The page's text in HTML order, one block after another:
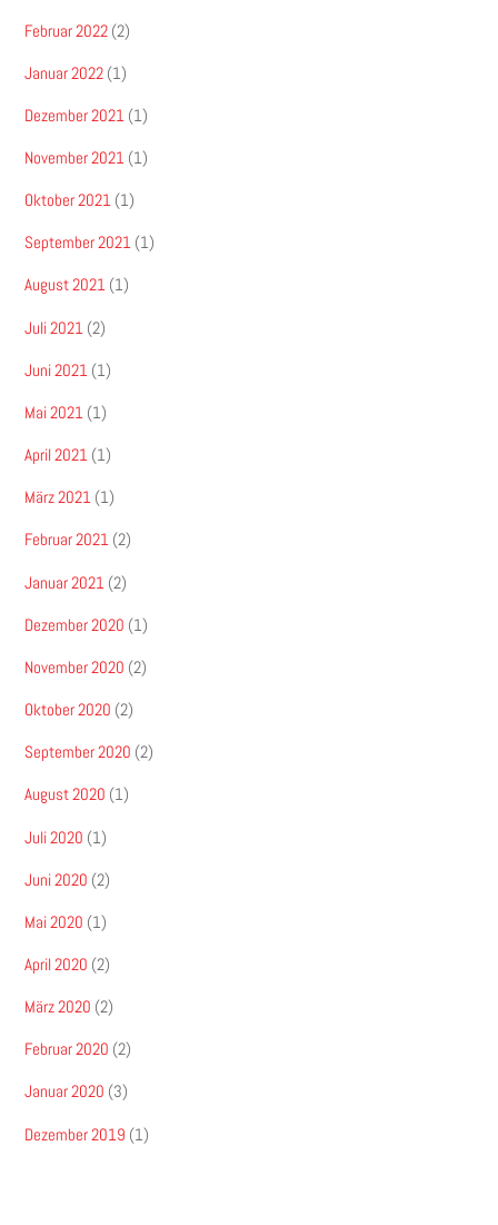
Februar 2022 (2)
Januar 2022 (1)
Dezember 2021 (1)
November 2021 (1)
Oktober 2021 (1)
September 2021 (1)
August 2021 (1)
Juli 2021 (2)
Juni 2021 (1)
Mai 2021 (1)
April 2021 (1)
März 2021 (1)
Februar 2021 (2)
Januar 2021 (2)
Dezember 2020 (1)
November 2020 (2)
Oktober 2020 (2)
September 2020 (2)
August 2020 (1)
Juli 2020 (1)
Juni 2020 (2)
Mai 2020 (1)
April 2020 (2)
März 2020 (2)
Februar 2020 (2)
Januar 2020 (3)
Dezember 2019 (1)